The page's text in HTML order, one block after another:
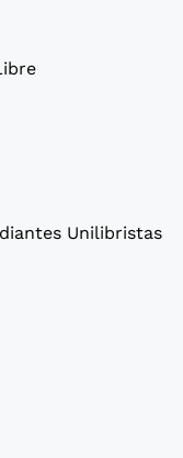
Unilibristas